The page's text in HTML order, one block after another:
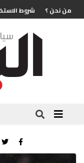
من نحن ؟ شروط